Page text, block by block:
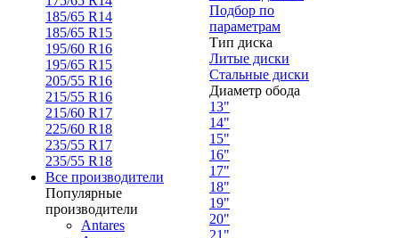
185/65 R14
185/65 R15
195/60 R16
195/65 R15
205/55 R16
215/55 R16
215/60 R17
225/60 R18
235/55 R17
235/55 R18
Все производители
Популярные
производители
Antares
Подбор по
параметрам
Тип диска
Литые диски
Стальные диски
Диаметр обода
13"
14"
15"
16"
17"
18"
19"
20"
21"